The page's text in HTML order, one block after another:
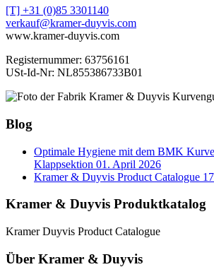
[T] +31 (0)85 3301140
verkauf@kramer-duyvis.com
www.kramer-duyvis.com
Registernummer: 63756161
USt-Id-Nr: NL855386733B01
Blog
Optimale Hygiene mit dem BMK
Klappsektion 01. April 2026
Kramer & Duyvis Product Catalogue
Kramer & Duyvis Produktkatalog
Kramer Duyvis Product Catalogue
Über Kramer & Duyvis